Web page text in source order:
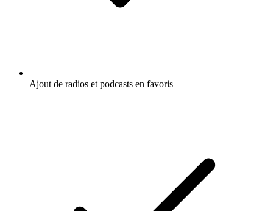
Ajout de radios et podcasts en favoris